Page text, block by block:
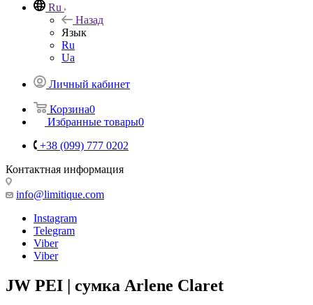
Ru
Назад
Язык
Ru
Ua
Личный кабинет
Корзина0
Избранные товары0
+38 (099) 777 0202
Контактная информация
info@limitique.com
Instagram
Telegram
Viber
Viber
JW PEI | сумка Arlene Claret